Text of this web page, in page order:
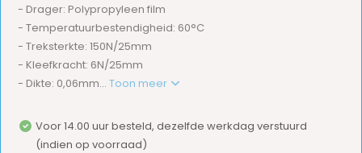
- Drager: Polypropyleen film
- Temperatuurbestendigheid: 60°C
- Treksterkte: 150N/25mm
- Kleefkracht: 6N/25mm
- Dikte: 0,06mm...Toon meer
Voor 14.00 uur besteld, dezelfde werkdag verstuurd
(indien op voorraad)